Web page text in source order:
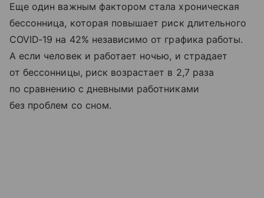
Еще один важным фактором стала хроническая
бессонница, которая повышает риск длительного
COVID‑19 на 42% независимо от графика работы.
А если человек и работает ночью, и страдает
от бессонницы, риск возрастает в 2,7 раза
по сравнению с дневными работниками
без проблем со сном.